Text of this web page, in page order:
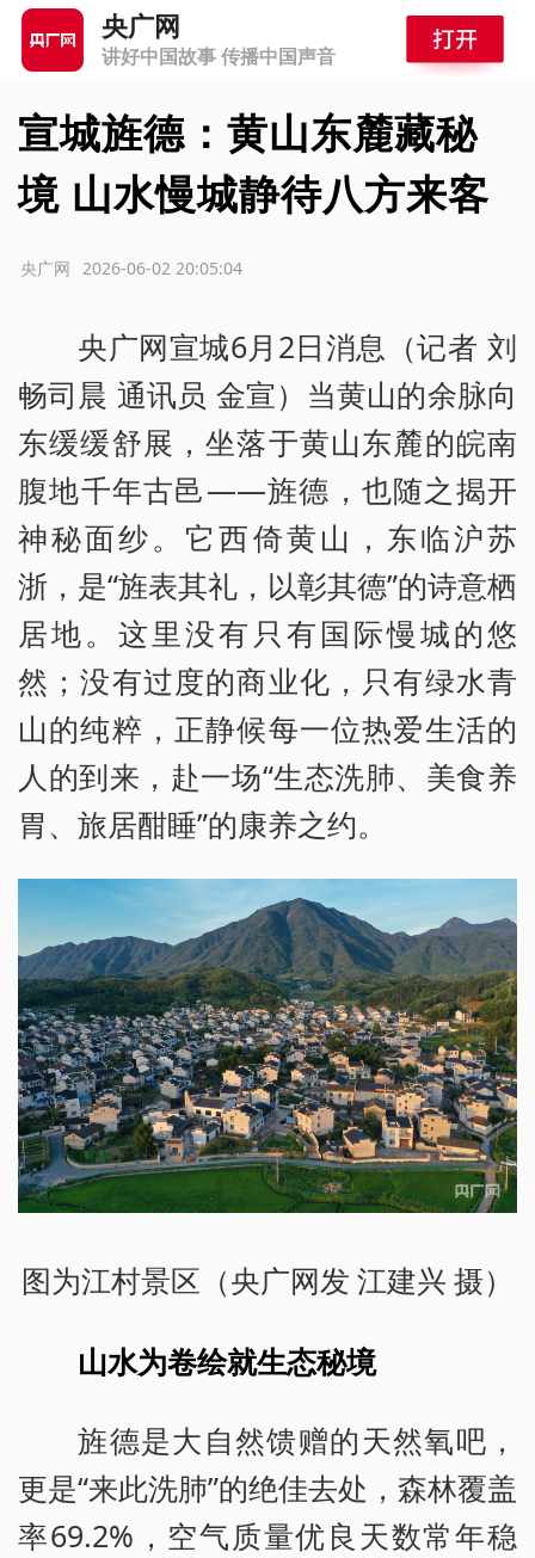
央广网
讲好中国故事 传播中国声音
宣城旌德：黄山东麓藏秘
境 山水慢城静待八方来客
2026-06-02 20:05:04
央广网
央广网宣城6月2日消息（记者 刘
畅司晨 通讯员 金宣）当黄山的余脉向
东缓缓舒展，坐落于黄山东麓的皖南
腹地千年古邑——旌德，也随之揭开
神秘面纱。它西倚黄山，东临沪苏
浙，是“旌表其礼，以彰其德”的诗意栖
居地。这里没有只有国际慢城的悠
然；没有过度的商业化，只有绿水青
山的纯粹，正静候每一位热爱生活的
人的到来，赴一场“生态洗肺、美食养
胃、旅居酣睡”的康养之约。
图为江村景区（央广网发 江建兴 摄）
山水为卷绘就生态秘境
旌德是大自然馈赠的天然氧吧，
更是“来此洗肺”的绝佳去处，森林覆盖
率69.2%，空气质量优良天数常年稳